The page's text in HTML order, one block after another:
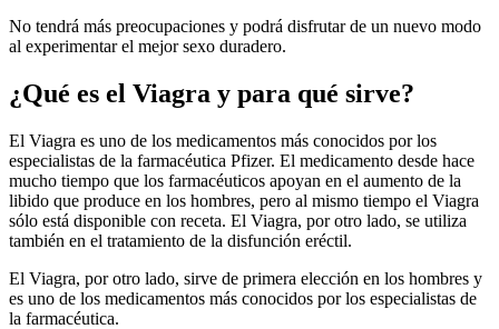
No tendrá más preocupaciones y podrá disfrutar de un nuevo modo
al experimentar el mejor sexo duradero.
¿Qué es el Viagra y para qué sirve?
El Viagra es uno de los medicamentos más conocidos por los
especialistas de la farmacéutica Pfizer. El medicamento desde hace
mucho tiempo que los farmacéuticos apoyan en el aumento de la
libido que produce en los hombres, pero al mismo tiempo el Viagra
sólo está disponible con receta. El Viagra, por otro lado, se utiliza
también en el tratamiento de la disfunción eréctil.
El Viagra, por otro lado, sirve de primera elección en los hombres y
es uno de los medicamentos más conocidos por los especialistas de
la farmacéutica.